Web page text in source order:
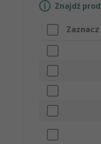
Znajdź